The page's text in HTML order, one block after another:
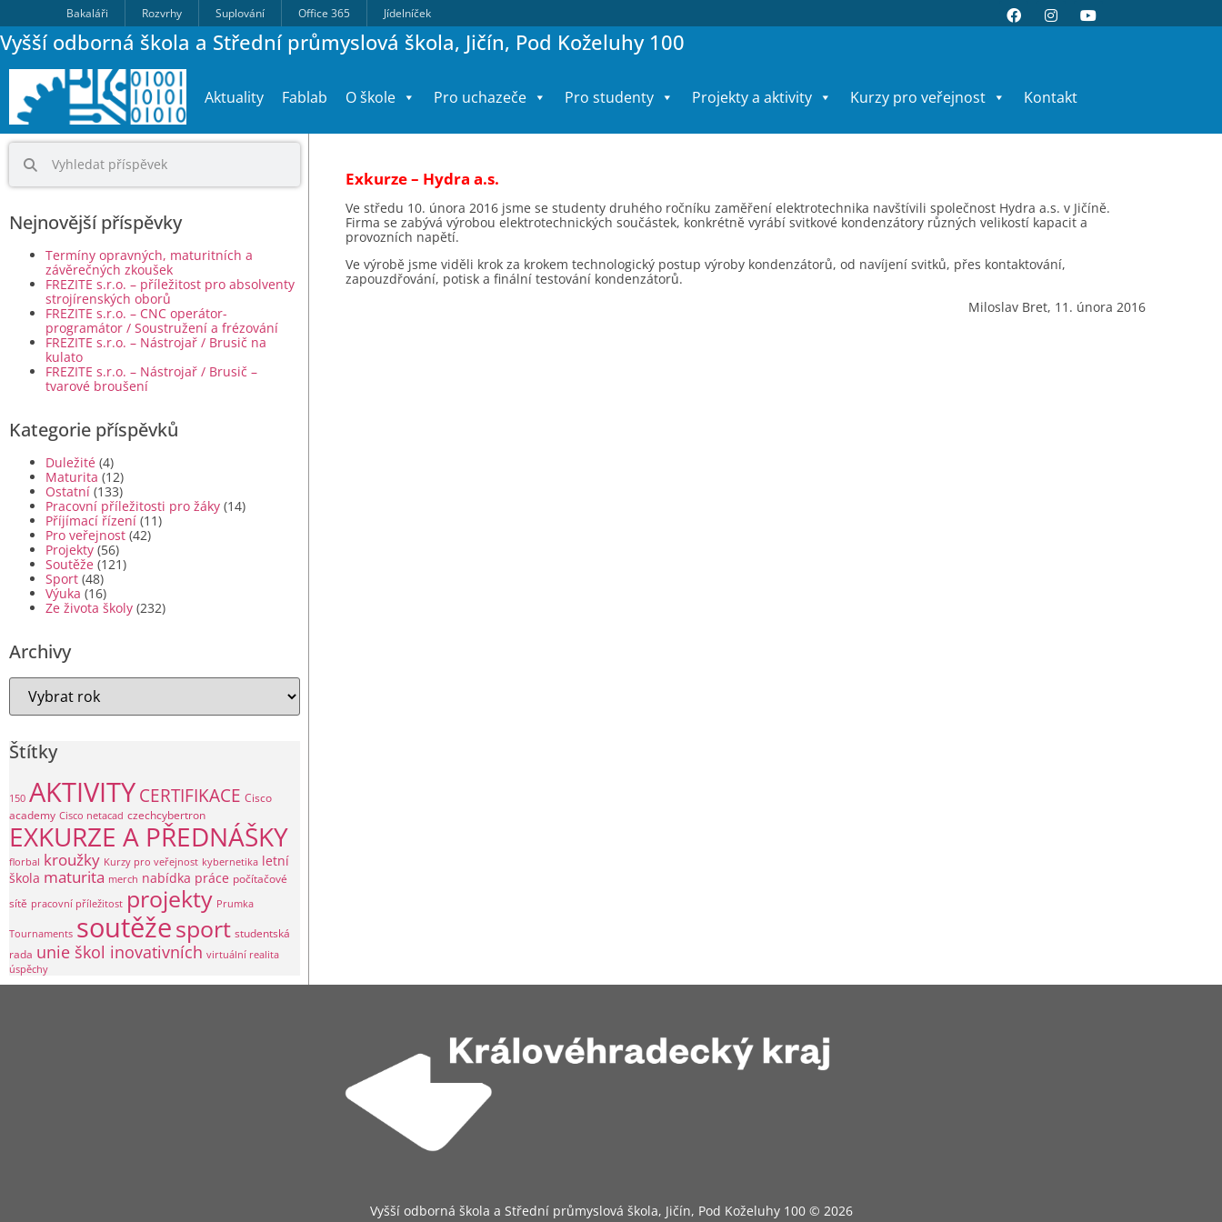
Bakaláři Rozvrhy Suplování Office 365 Jídelníček
Vyšší odborná škola a Střední průmyslová škola, Jičín, Pod Koželuhy 100
Aktuality Fablab O škole Pro uchazeče Pro studenty Projekty a aktivity Kurzy pro veřejnost Kontakt
Nejnovější příspěvky
Termíny opravných, maturitních a
závěrečných zkoušek
FREZITE s.r.o. – příležitost pro absolventy
strojírenských oborů
FREZITE s.r.o. – CNC operátor-
programátor / Soustružení a frézování
FREZITE s.r.o. – Nástrojař / Brusič na
kulato
FREZITE s.r.o. – Nástrojař / Brusič –
tvarové broušení
Kategorie příspěvků
Duležité (4)
Maturita (12)
Ostatní (133)
Pracovní příležitosti pro žáky (14)
Příjímací řízení (11)
Pro veřejnost (42)
Projekty (56)
Soutěže (121)
Sport (48)
Výuka (16)
Ze života školy (232)
Archivy
Štítky
150 AKTIVITYCERTIFIKACE Cisco
academy Cisco netacad czechcybertron
EXKURZE A PŘEDNÁŠKY
florbal kroužky Kurzy pro veřejnost kybernetika letní
škola maturita merch nabídka práce počítačové
sítě pracovní příležitost projekty Prumka
Tournaments soutěžesport studentská
rada unie škol inovativních virtuální realita
úspěchy
Exkurze – Hydra a.s.
Ve středu 10. února 2016 jsme se studenty druhého ročníku zaměření elektrotechnika navštívili společnost Hydra a.s. v Jičíně.
Firma se zabývá výrobou elektrotechnických součástek, konkrétně vyrábí svitkové kondenzátory různých velikostí kapacit a
provozních napětí.
Ve výrobě jsme viděli krok za krokem technologický postup výroby kondenzátorů, od navíjení svitků, přes kontaktování,
zapouzdřování, potisk a finální testování kondenzátorů.
Miloslav Bret, 11. února 2016
Vyšší odborná škola a Střední průmyslová škola, Jičín, Pod Koželuhy 100 © 2026